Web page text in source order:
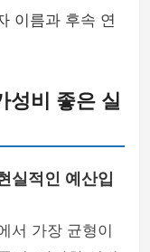
이름과 후속 연
성비 좋은 실
실적인 예산입
서 가장 균형이